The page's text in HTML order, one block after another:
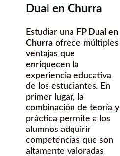
Dual en Churra
Estudiar una FP Dual en
Churra ofrece múltiples
ventajas que
enriquecen la
experiencia educativa
de los estudiantes. En
primer lugar, la
combinación de teoría y
práctica permite a los
alumnos adquirir
competencias que son
altamente valoradas